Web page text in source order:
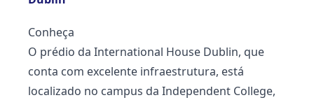
Conheça
O prédio da International House Dublin, que
conta com excelente infraestrutura, está
localizado no campus da Independent College,